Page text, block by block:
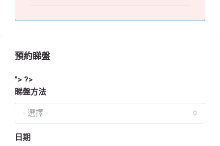
預約睇盤
"> ?>
睇盤方法
- 選擇 -
日期